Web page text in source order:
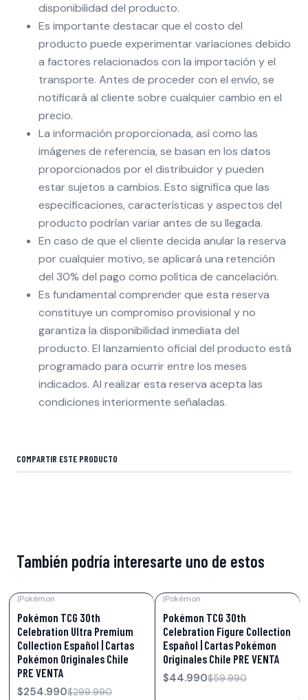
disponibilidad del producto.
Es importante destacar que el costo del
producto puede experimentar variaciones debido
a factores relacionados con la importación y el
transporte. Antes de proceder con el envío, se
notificará al cliente sobre cualquier cambio en el
precio.
La información proporcionada, así como las
imágenes de referencia, se basan en los datos
proporcionados por el distribuidor y pueden
estar sujetos a cambios. Esto significa que las
especificaciones, características y aspectos del
producto podrían variar antes de su llegada.
En caso de que el cliente decida anular la reserva
por cualquier motivo, se aplicará una retención
del 30% del pago como política de cancelación.
Es fundamental comprender que esta reserva
constituye un compromiso provisional y no
garantiza la disponibilidad inmediata del
producto. El lanzamiento oficial del producto está
programado para ocurrir entre los meses
indicados. Al realizar esta reserva acepta las
condiciones interiormente señaladas.
COMPARTIR ESTE PRODUCTO
También podría interesarte uno de estos
|Pokémon
Pokémon TCG 30th
Celebration Ultra Premium
Collection Español | Cartas
Pokémon Originales Chile
PRE VENTA
$254.990$299.990
|Pokémon
Pokémon TCG 30th
Celebration Figure Collection
Español | Cartas Pokémon
Originales Chile PRE VENTA
$44.990$59.990